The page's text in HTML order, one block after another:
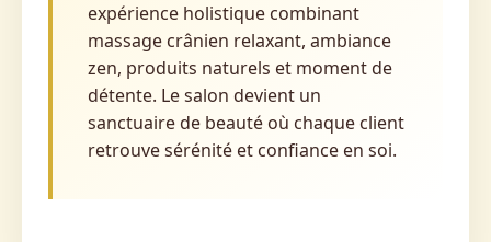
expérience holistique combinant
massage crânien relaxant, ambiance
zen, produits naturels et moment de
détente. Le salon devient un
sanctuaire de beauté où chaque client
retrouve sérénité et confiance en soi.